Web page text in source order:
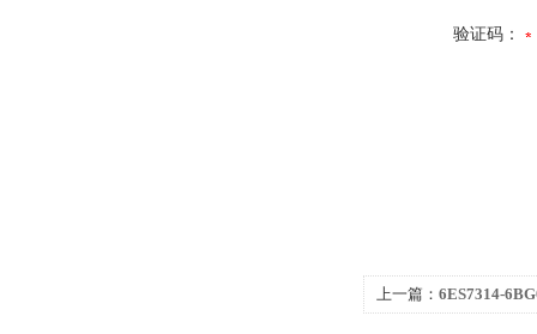
验证码：
上一篇： 6ES7314-